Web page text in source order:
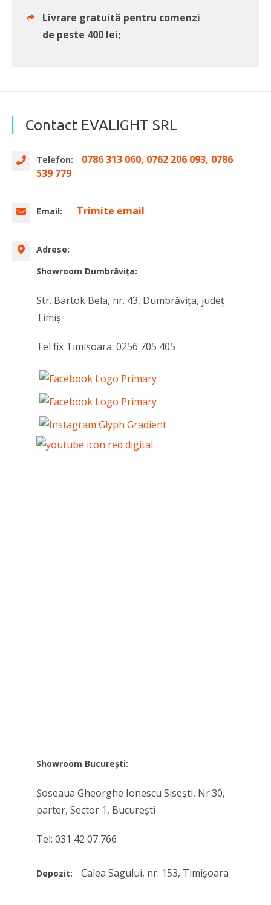
Livrare gratuită pentru comenzi
de peste 400 lei;
Contact EVALIGHT SRL
Telefon:
0786 313 060, 0762 206 093, 0786
539 779
Email: Trimite email
Adrese:
Showroom Dumbrăvița:
Str. Bartok Bela, nr. 43, Dumbrăvița, judeţ
Timiș
Tel fix Timișoara: 0256 705 405
Showroom București:
Șoseaua Gheorghe Ionescu Sisești, Nr.30,
parter, Sector 1, București
Tel: 031 42 07 766
Depozit: Calea Sagului, nr. 153, Timișoara